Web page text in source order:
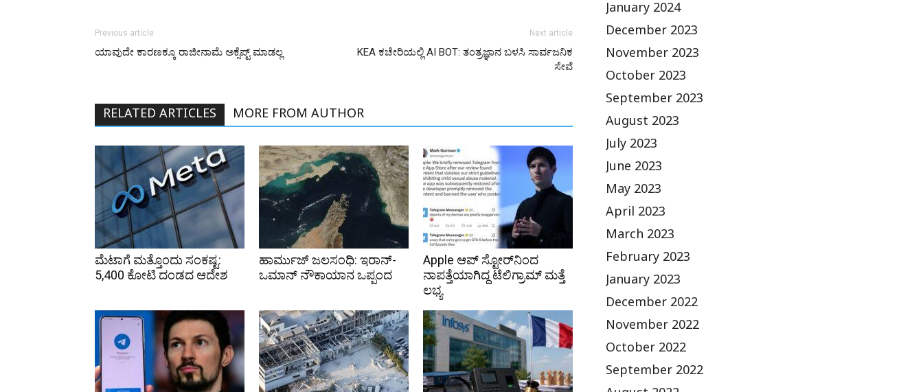
Previous article
ಯಾವುದೇ ಕಾರಣಕ್ಕೂ ರಾಜೀನಾಮೆ ಅಕ್ಸೆಪ್ಟ್‌ ಮಾಡಲ್ಲ
Next article
KEA ಕಚೇರಿಯಲ್ಲಿ AI BOT: ತಂತ್ರಜ್ಞಾನ ಬಳಸಿ ಸಾರ್ವಜನಿಕ
ಸೇವೆ
RELATED ARTICLES MORE FROM AUTHOR
ಮೆಟಾಗೆ ಮತ್ತೊಂದು ಸಂಕಷ್ಟ:
₹5,400 ಕೋಟಿ ದಂಡದ ಆದೇಶ
ಹಾರ್ಮುಜ್ ಜಲಸಂಧಿ: ಇರಾನ್-
ಒಮಾನ್ ನೌಕಾಯಾನ ಒಪ್ಪಂದ
Apple ಆಪ್ ಸ್ಟೋರ್‌ನಿಂದ
ನಾಪತ್ತೆಯಾಗಿದ್ದ ಟೆಲಿಗ್ರಾಮ್ ಮತ್ತೆ
ಲಭ್ಯ
January 2024
December 2023
November 2023
October 2023
September 2023
August 2023
July 2023
June 2023
May 2023
April 2023
March 2023
February 2023
January 2023
December 2022
November 2022
October 2022
September 2022